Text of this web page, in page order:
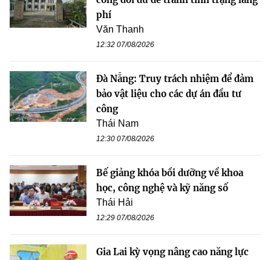
phí
Văn Thanh
12:32 07/08/2026
Đà Nẵng: Truy trách nhiệm để đảm
bảo vật liệu cho các dự án đầu tư
công
Thái Nam
12:30 07/08/2026
Bế giảng khóa bồi dưỡng về khoa
học, công nghệ và kỹ năng số
Thái Hải
12:29 07/08/2026
Gia Lai kỳ vọng nâng cao năng lực